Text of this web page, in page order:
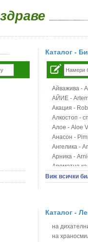
Каталог -
Айважива -
АЙИЕ -
Акация -
Алкостоп -
Алое - Aloe
Анасон -
Ангелика -
Арника -
Ароматна
Арония -
Блатен
Блян
Бобови
Виж всички
Каталог -
на
на